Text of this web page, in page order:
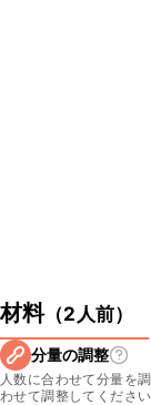
材料（2人前）
分量の調整
人数に合わせて分量を
わせて調整してください